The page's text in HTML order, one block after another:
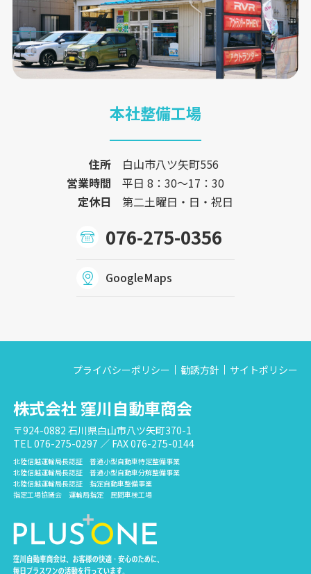
本社整備工場
住所
白山市八ツ矢町556
営業時間
平日 8：30〜17：30
定休日
第二土曜日・日・祝日
076-275-0356
GoogleMaps
プライバシーポリシー 勧誘方針 サイトポリシー
株式会社 窪川自動車商会
〒924-0882 石川県白山市八ツ矢町370-1
TEL 076-275-0297 ／ FAX 076-275-0144
北陸信越運輸局長認証 普通小型自動車特定整備事業
北陸信越運輸局長認証 普通小型自動車分解整備事業
北陸信越運輸局長認証 指定自動車整備事業
指定工場協議会 運輸局指定 民間車検工場